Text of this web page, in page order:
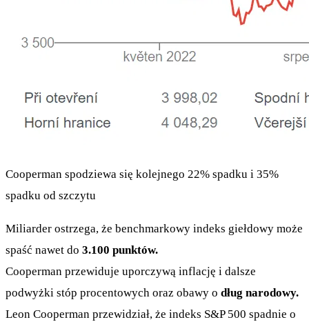
Cooperman spodziewa się kolejnego 22% spadku i 35%
spadku od szczytu
Miliarder ostrzega, że benchmarkowy indeks giełdowy może
spaść nawet do 3.100 punktów.
Cooperman przewiduje uporczywą inflację i dalsze
podwyżki stóp procentowych oraz obawy o dług narodowy.
Leon Cooperman przewidział, że indeks S&P 500 spadnie o